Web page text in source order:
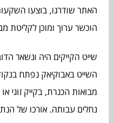
האתר שודרגו, בוצעו
הוכשר ערוך ומוכן לקליטת
שייט הקייקים היה ונשאר
השייט באבוקיאק נפתח
מבואות הכנרת, בקייק זוגי